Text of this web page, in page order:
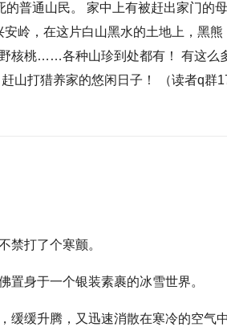
普通山民。 家中上有被赶出家门的
岭，在这片白山黑水的土地上，黑
核桃……各种山珍到处都有！ 有这么
山打猎养家的悠闲日子！ （读者q群
禁打了个寒颤。
置身于一个银装素裹的冰雪世界。
缓升腾，又迅速消散在寒冷的空气中